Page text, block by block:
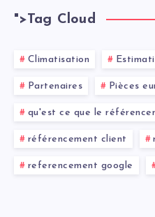
">Tag Cloud
Climatisation
Partenaires Pièces
qu'est ce que le
référencement client
referencement google